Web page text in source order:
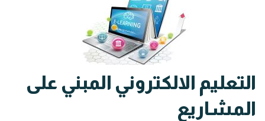
التعليم الالكتروني المبني على
المشاريع